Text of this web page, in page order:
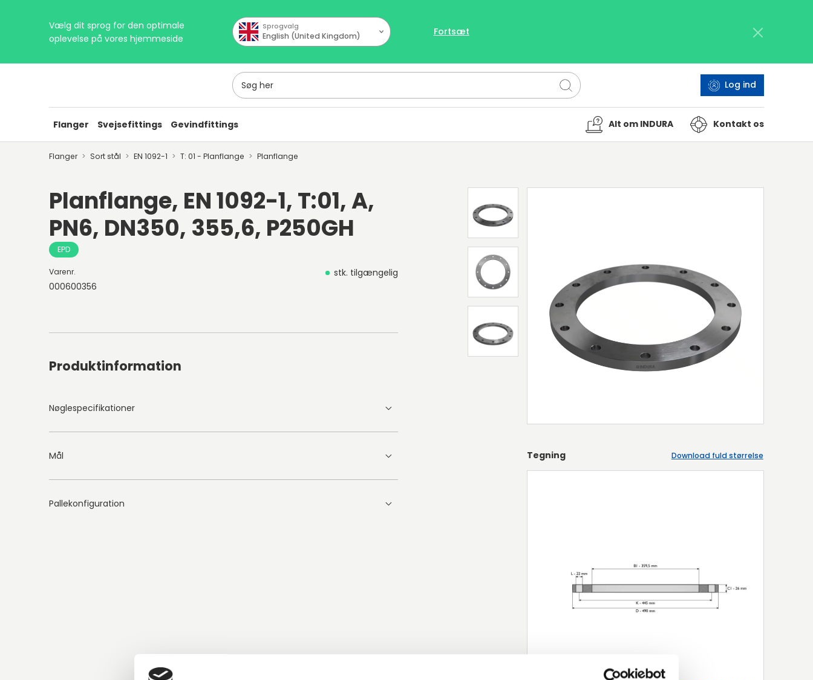
Vælg dit sprog for den optimale
oplevelse på vores hjemmeside
Sprogvalg
English (United Kingdom) Fortsæt
Søg her
Log ind
Flanger Svejsefittings Gevindfittings Alt om INDURA Kontakt os
Flanger Sort stål EN 1092-1 T: 01 - Planflange Planflange
Planflange, EN 1092-1, T:01, A,
PN6, DN350, 355,6, P250GH
EPD
Varenr.
000600356
stk. tilgængelig
Produktinformation
Nøglespecifikationer
Mål
Pallekonfiguration
Tegning Download fuld størrelse